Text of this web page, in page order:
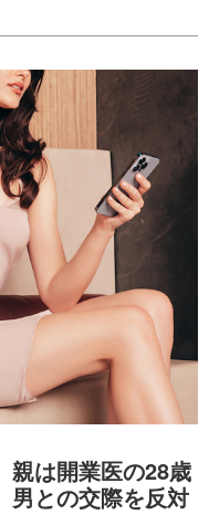
親は開業医の28歳
男との交際を反対